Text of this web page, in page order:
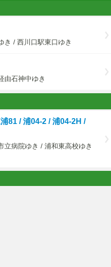
き / 西川口駅東口ゆき
由石神中ゆき
81 / 浦04-2 / 浦04-2H /
立病院ゆき / 浦和東高校ゆき